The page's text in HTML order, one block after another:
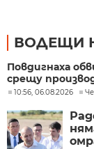
ВОДЕЩИ
Повдигнаха
срещу
10:56, 06.08.2026